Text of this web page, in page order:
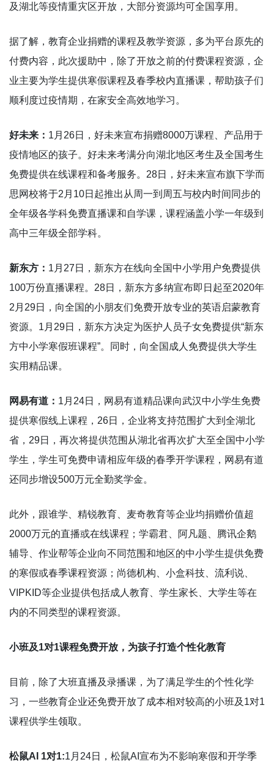
及湖北等疫情重灾区开放，大部分资源均可全国享用。
据了解，教育企业捐赠的课程及教学资源，多为平台原先的
付费内容，此次援助中，除了开放之前的付费课程资源，企
业主要为学生提供寒假课程及春季校内直播课，帮助孩子们
顺利度过疫情期，在家安全高效地学习。
好未来： 1月26日，好未来宣布捐赠8000万课程、产品用于
疫情地区的孩子。好未来考满分向湖北地区考生及全国考生
免费提供在线课程和备考服务。28日，好未来宣布旗下学而
思网校将于2月10日起推出从周一到周五与校内时间同步的
全年级各学科免费直播课和自学课，课程涵盖小学一年级到
高中三年级全部学科。
新东方： 1月27日，新东方在线向全国中小学用户免费提供
100万份直播课程。28日，新东方多纳宣布即日起至2020年
2月29日，向全国的小朋友们免费开放专业的英语启蒙教育
资源。1月29日，新东方决定为医护人员子女免费提供“新东
方中小学寒假班课程”。同时，向全国成人免费提供大学生
实用精品课。
网易有道： 1月24日，网易有道精品课向武汉中小学生免费
提供寒假线上课程，26日，企业将支持范围扩大到全湖北
省，29日，再次将提供范围从湖北省再次扩大至全国中小学
学生，学生可免费申请相应年级的春季开学课程，网易有道
还同步增设500万元全勤奖学金。
此外，跟谁学、精锐教育、麦奇教育等企业均捐赠价值超
2000万元的直播或在线课程；学霸君、阿凡题、腾讯企鹅
辅导、作业帮等企业向不同范围和地区的中小学生提供免费
的寒假或春季课程资源；尚德机构、小盒科技、流利说、
VIPKID等企业提供包括成人教育、学生家长、大学生等在
内的不同类型的课程资源。
小班及1对1课程免费开放，为孩子打造个性化教育
目前，除了大班直播及录播课，为了满足学生的个性化学
习，一些教育企业还免费开放了成本相对较高的小班及1对1
课程供学生领取。
松鼠AI 1对1:1月24日，松鼠AI宣布为不影响寒假和开学季